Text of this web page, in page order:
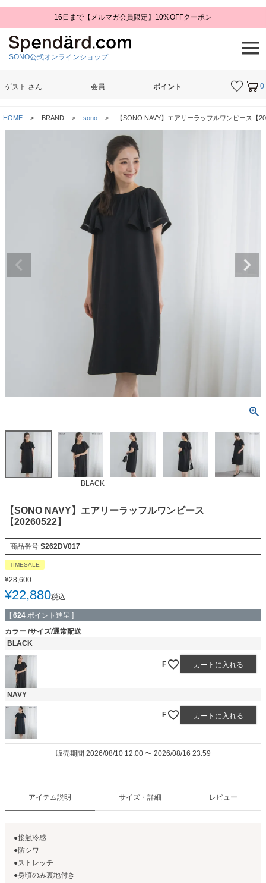
16日まで【メルマガ会員限定】10%OFFクーポン
SONO公式オンラインショップ
0
ゲスト さん 会員 ポイント
HOME BRAND sono 【SONO NAVY】エアリーラッフルワンピース【
BLACK
【SONO NAVY】エアリーラッフルワンピース
【20260522】
商品番号 S262DV017
TIMESALE
¥28,600
¥22,880税込
[ 624 ポイント進呈 ]
カラー サイズ/通常配送
BLACK
F カートに入れる
NAVY
F カートに入れる
販売期間 2026/08/10 12:00 〜 2026/08/16 23:59
アイテム説明 サイズ・詳細 レビュー
●接触冷感
●防シワ
●ストレッチ
●身頃のみ裏地付き